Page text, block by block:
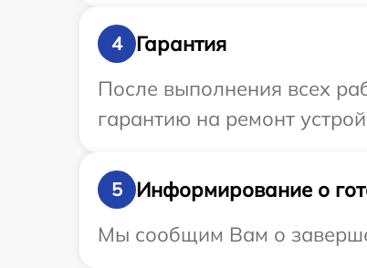
4
Гарантия
После выполнения всех
гарантию на ремонт
5
Информирование о
Мы сообщим Вам о